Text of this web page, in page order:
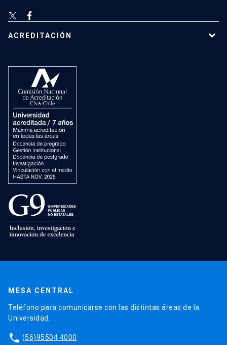
ACREDITACIÓN
MESA CENTRAL
Teléfono para comunicarse con las distintas áreas de la
Universidad.
phone (56)95504 4000